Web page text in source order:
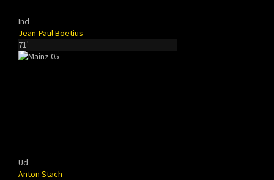
Ind
Jean-Paul Boetius
71'
Ud
Anton Stach